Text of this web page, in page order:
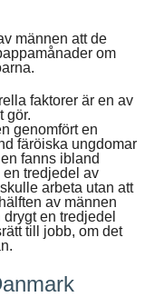
männen att de
om
faktorer är en av
gör.
genomfört en
färöiska ungdomar
fanns ibland
en tredjedel av
arbeta utan att
av männen
en tredjedel
till jobb, om det